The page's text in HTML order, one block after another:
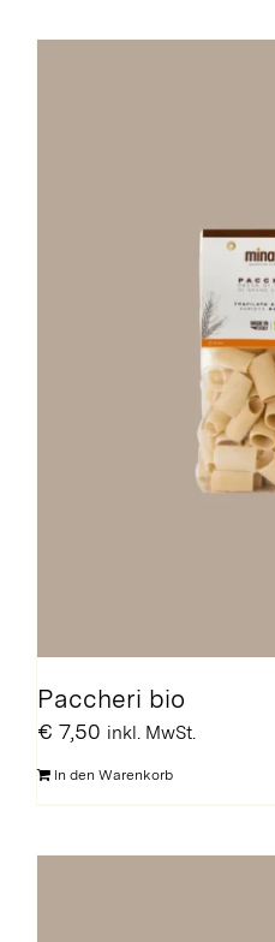
Paccheri bio
€ 7,50 inkl. MwSt.
In den Warenkorb